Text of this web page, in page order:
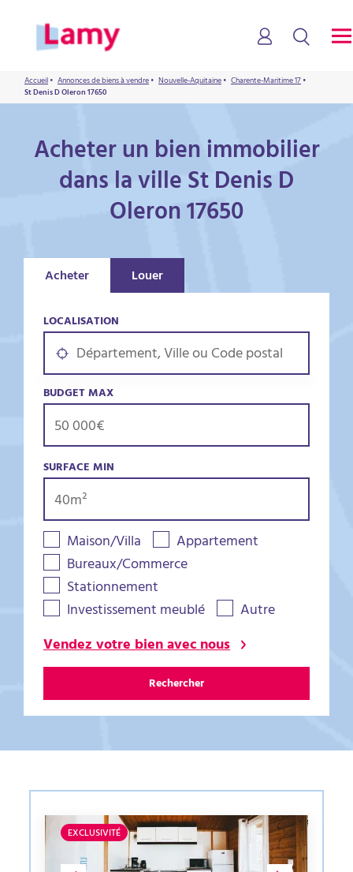
Accueil• Annonces de biens à vendre• Nouvelle-Aquitaine• Charente-Maritime 17•
St Denis D Oleron 17650
Acheter un bien immobilier
dans la ville St Denis D
Oleron 17650
Acheter Louer
LOCALISATION
BUDGET MAX
SURFACE MIN
Maison/Villa
Appartement
Bureaux/Commerce
Stationnement
Investissement meublé
Autre
Vendez votre bien avec nous
Rechercher
EXCLUSIVITÉ